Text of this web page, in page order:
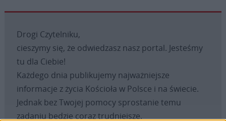
Drogi Czytelniku,
cieszymy się, że odwiedzasz nasz portal. Jesteśmy
tu dla Ciebie!
Każdego dnia publikujemy najważniejsze
informacje z życia Kościoła w Polsce i na świecie.
Jednak bez Twojej pomocy sprostanie temu
zadaniu będzie coraz trudniejsze.